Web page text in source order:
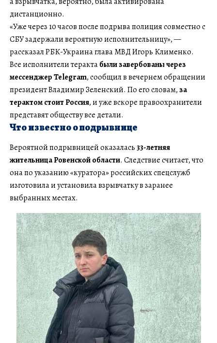
дистанционно.
«Уже через 10 часов после подрыва полиция совместно с
СБУ задержали вероятную исполнительницу», —
рассказал РБК-Украина глава МВД Игорь Клименко.
Все исполнители терактабыли завербованы через
мессенджер Telegram, сообщил в вечернем обращении
президент Владимир Зеленский. По его словам, за
терактом стоит Россия, и уже вскоре правоохранители
представят обществу все детали.
Что известно о подрывнице
Вероятной подрывницей оказалась33-летняя
жительница Ровенской области. Следствие считает, что
она по указанию «куратора» российских спецслужб
изготовила и установила взрывчатку в заранее
выбранных местах.